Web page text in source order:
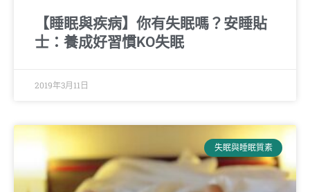
【睡眠與疾病】你有失眠嗎？安睡貼
士：養成好習慣KO失眠
2019年3月11日
失眠與睡眠質素